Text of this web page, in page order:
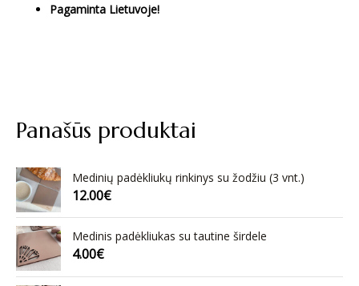
Panašūs produktai
Medinių padėkliukų rinkinys su žodžiu (3 vnt.)
12.00€
Medinis padėkliukas su tautine širdele
4.00€
Pagaminta Lietuvoje!